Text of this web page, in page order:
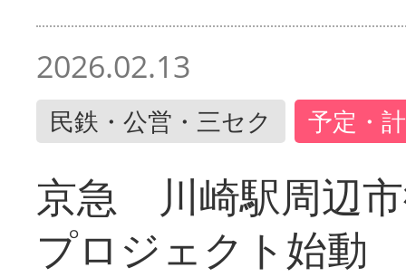
2026.02.13
民鉄・公営・三セク 予定・
京急 川崎駅周辺
プロジェクト始動